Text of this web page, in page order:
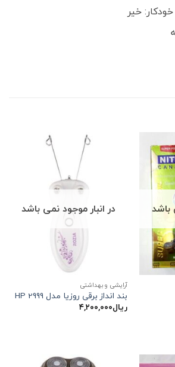
خیر
باشد در انبار موجود نمی باشد
آرایشی و بهداشتی
بند انداز برقی روزیا مدل HP 2999
ریال۴,۲۰۰,۰۰۰